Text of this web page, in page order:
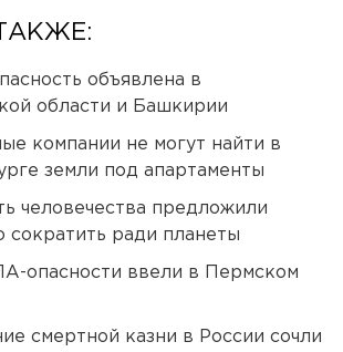
объявлена в
области и Башкирии
компании не могут найти в
земли под апартаменты
человечества предложили
сократить ради планеты
опасности ввели в Пермском
смертной казни в России сочли